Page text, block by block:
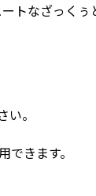
トなざっくぅ
。
きます。